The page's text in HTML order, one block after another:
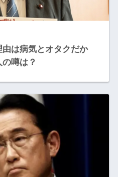
は病気とオタクだか
噂は？